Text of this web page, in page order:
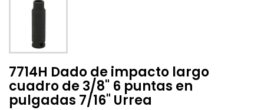
7714H Dado de impacto largo
cuadro de 3/8" 6 puntas en
pulgadas 7/16" Urrea